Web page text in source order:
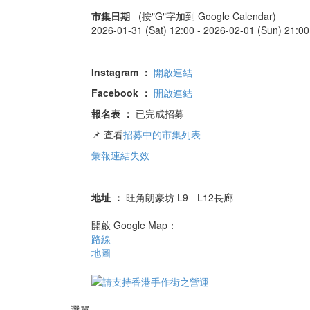
市集日期
(按"G"字加到 Google Calendar)
2026-01-31 (Sat) 12:00 - 2026-02-01 (Sun) 21:00
Instagram ： 開啟連結
Facebook ： 開啟連結
報名表 ： 已完成招募
📌 查看招募中的市集列表
彙報連結失效
地址 ： 旺角朗豪坊 L9 - L12長廊
開啟 Google Map：
路線
地圖